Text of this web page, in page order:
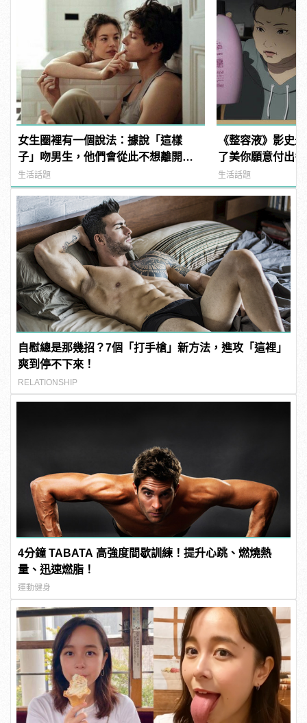
女生圈裡有一個說法：據說「這樣
子」吻男生，他們會從此不想離開自
己！
生活話題
《整容液》影史
了美你願意付出
生活話題
自慰總是那幾招？7個「打手槍」新方法，進攻「這裡」
爽到停不下來！
RELATIONSHIP
4分鐘 TABATA 高強度間歇訓練！提升心跳、燃燒熱
量、迅速燃脂！
運動健身